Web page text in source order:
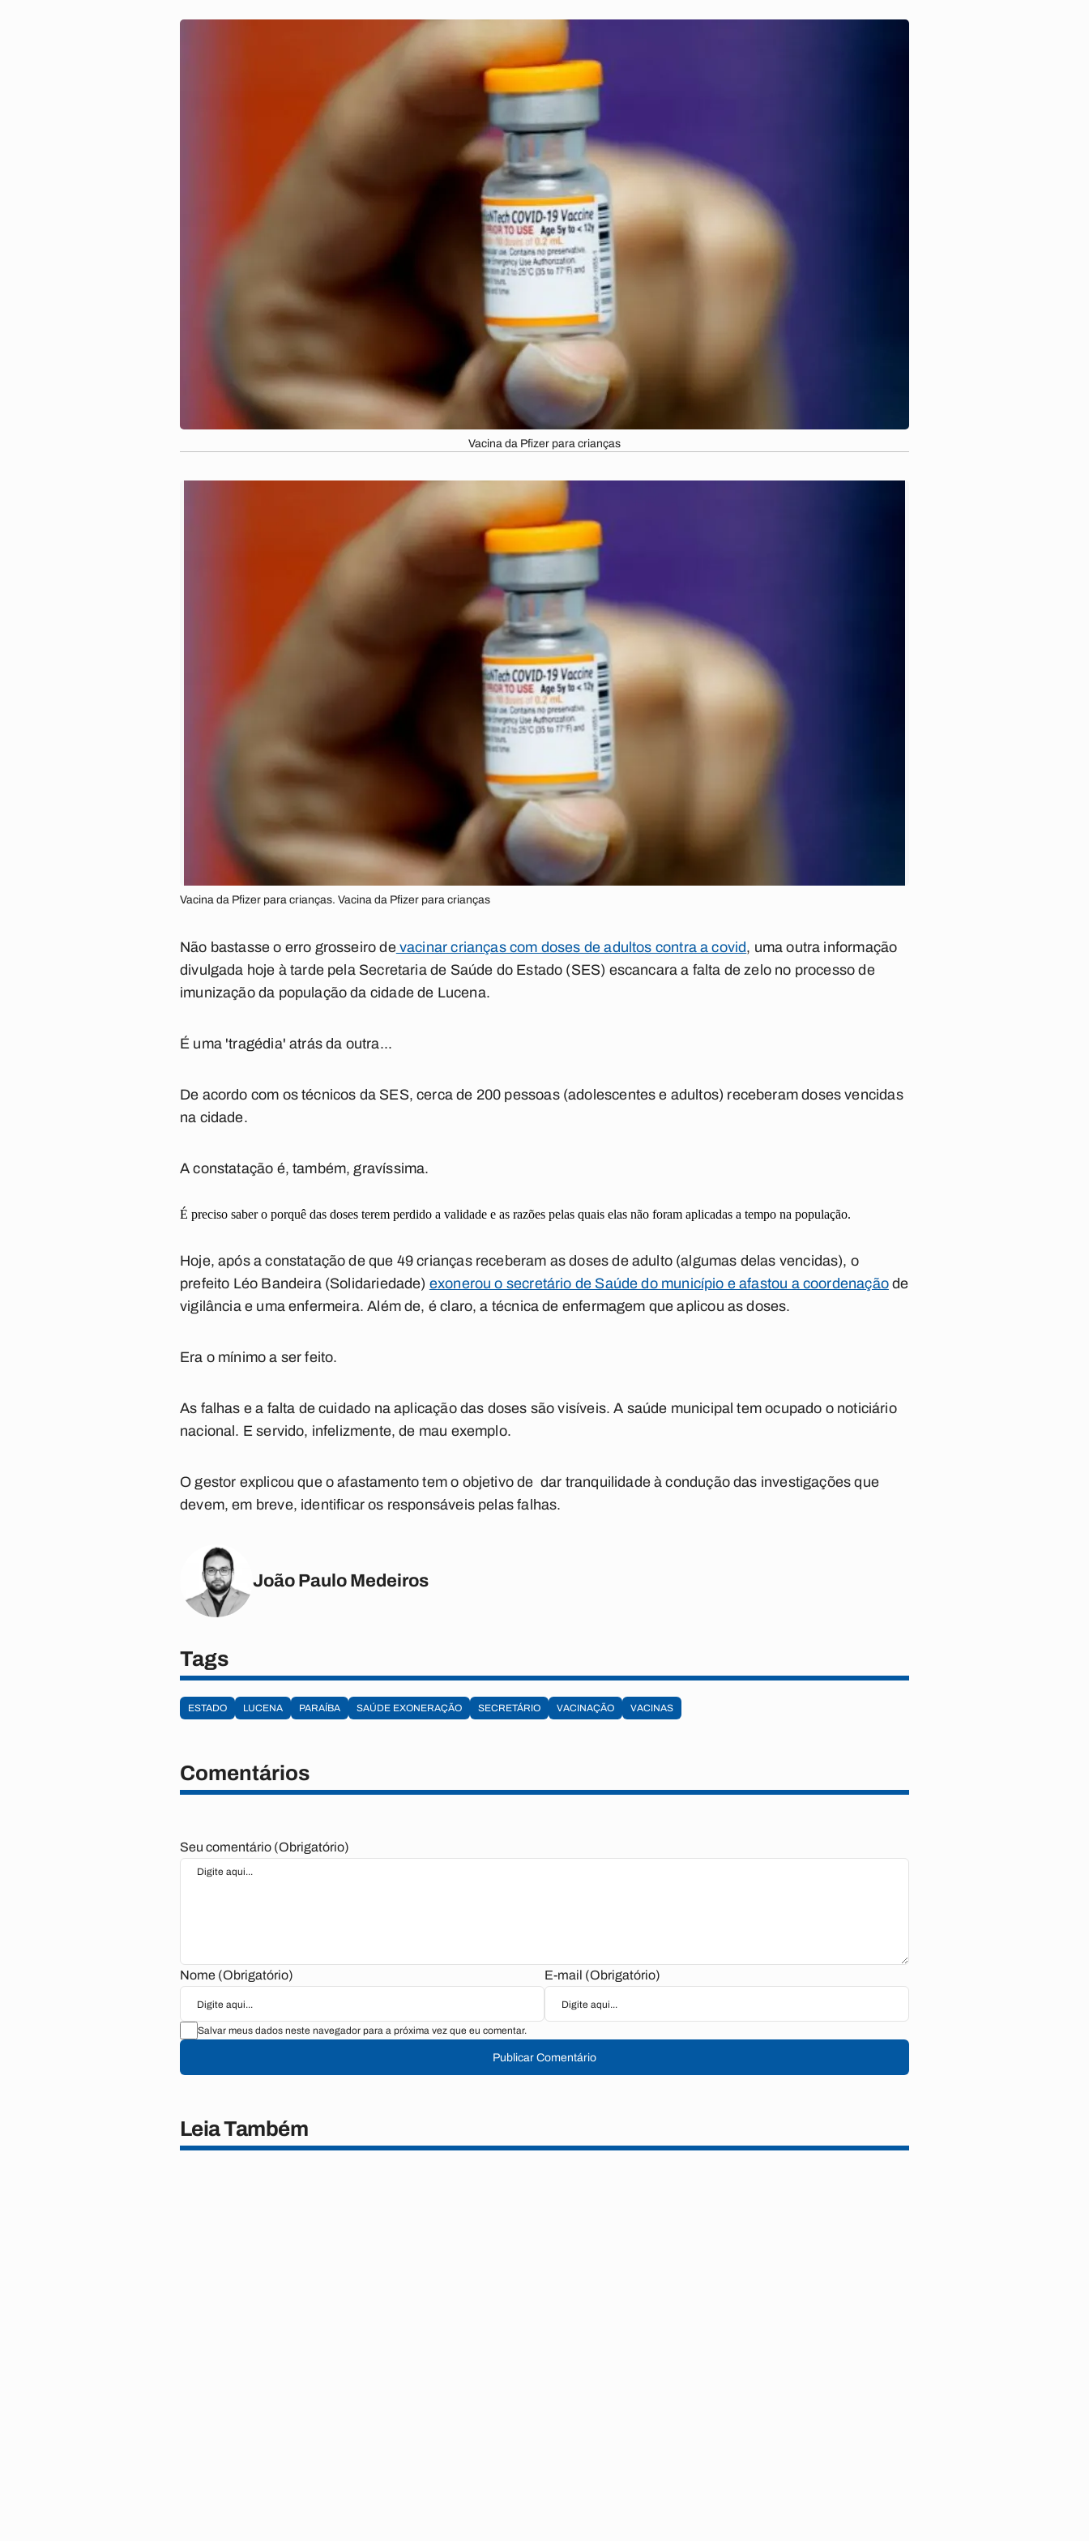
Vacina da Pfizer para crianças
Vacina da Pfizer para crianças. Vacina da Pfizer para crianças
Não bastasse o erro grosseiro de vacinar crianças com doses de adultos contra a covid, uma outra informação
divulgada hoje à tarde pela Secretaria de Saúde do Estado (SES) escancara a falta de zelo no processo de
imunização da população da cidade de Lucena.
É uma 'tragédia' atrás da outra...
De acordo com os técnicos da SES, cerca de 200 pessoas (adolescentes e adultos) receberam doses vencidas
na cidade.
A constatação é, também, gravíssima.
É preciso saber o porquê das doses terem perdido a validade e as razões pelas quais elas não foram aplicadas a tempo na população.
Hoje, após a constatação de que 49 crianças receberam as doses de adulto (algumas delas vencidas), o
prefeito Léo Bandeira (Solidariedade) exonerou o secretário de Saúde do município e afastou a coordenaçãode
vigilância e uma enfermeira. Além de, é claro, a técnica de enfermagem que aplicou as doses.
Era o mínimo a ser feito.
As falhas e a falta de cuidado na aplicação das doses são visíveis. A saúde municipal tem ocupado o noticiário
nacional. E servido, infelizmente, de mau exemplo.
O gestor explicou que o afastamento tem o objetivo de dar tranquilidade à condução das investigações que
devem, em breve, identificar os responsáveis pelas falhas.
João Paulo Medeiros
Tags
ESTADO LUCENA PARAÍBA SAÚDE EXONERAÇÃO SECRETÁRIO VACINAÇÃO VACINAS
Comentários
Seu comentário (Obrigatório)
Nome (Obrigatório) E-mail (Obrigatório)
Salvar meus dados neste navegador para a próxima vez que eu comentar.
Publicar Comentário
Leia Também